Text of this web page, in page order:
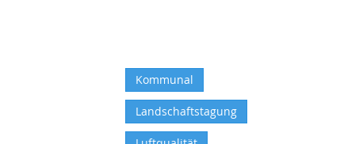
Kommunal
Landschaftstagung